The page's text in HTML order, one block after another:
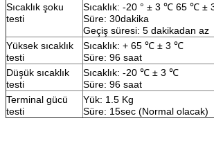
Sıcaklık şoku
testi
Sıcaklık: -20 ° ± 3 ℃ 65 ℃ ±
Süre: 30dakika
Geçiş süresi: 5 dakikadan az
Yüksek sıcaklık
testi
Sıcaklık: + 65 ℃ ± 3 ℃
Süre: 96 saat
Düşük sıcaklık
testi
Sıcaklık: -20 ℃ ± 3 ℃
Süre: 96 saat
Terminal gücü
testi
Yük: 1.5 Kg
Süre: 15sec (Normal olacak)